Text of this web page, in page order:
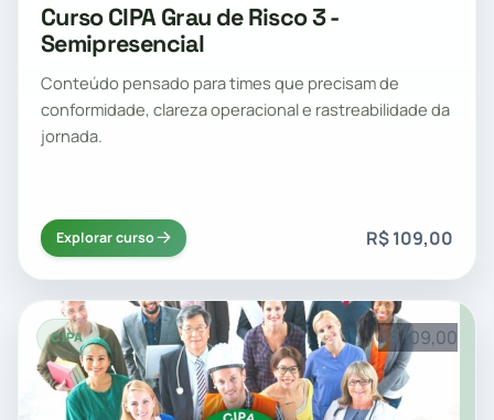
Curso CIPA Grau de Risco 3 -
Semipresencial
Conteúdo pensado para times que precisam de
conformidade, clareza operacional e rastreabilidade da
jornada.
Explorar curso R$ 109,00
CIPA R$ 109,00